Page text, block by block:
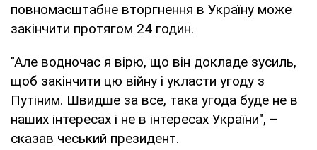
повномасштабне вторгнення в Україну може
закінчити протягом 24 годин.
"Але водночас я вірю, що він докладе зусиль,
щоб закінчити цю війну і укласти угоду з
Путіним. Швидше за все, така угода буде не в
наших інтересах і не в інтересах України", –
сказав чеський президент.